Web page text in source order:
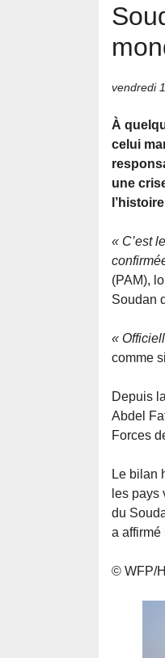
vendredi
À
celui
une
« C’est
(PAM),
Soudan
«
comme
Depuis
Abdel
Forces
Le bilan
les
du
a affirmé
© WFP/